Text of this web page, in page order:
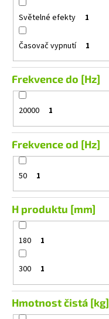
Světelné efekty 1
Časovač vypnutí 1
Frekvence do [Hz]
20000 1
Frekvence od [Hz]
50 1
H produktu [mm]
180 1
300 1
Hmotnost čistá [kg]